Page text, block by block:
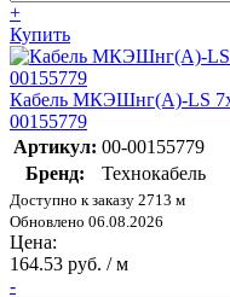
+
Купить
Кабель МКЭШнг(А)-LS
00155779
Артикул: 00-00155779
Бренд:
Технокабель
Доступно к заказу 2713 м
Обновлено 06.08.2026
Цена:
164.53 руб. / м
-